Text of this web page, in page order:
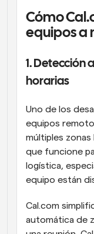
Cómo
equipos a
1. Detección
horarias
Uno de los
equipos
múltiples
que funcione
logística,
equipo están
Cal.com
automática de